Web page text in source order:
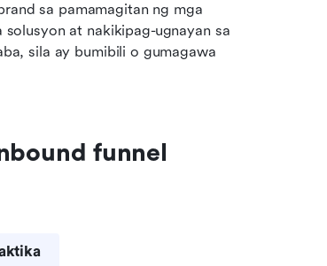
sa pamamagitan ng mga
at nakikipag-ugnayan sa
sila ay bumibili o gumagawa
funnel